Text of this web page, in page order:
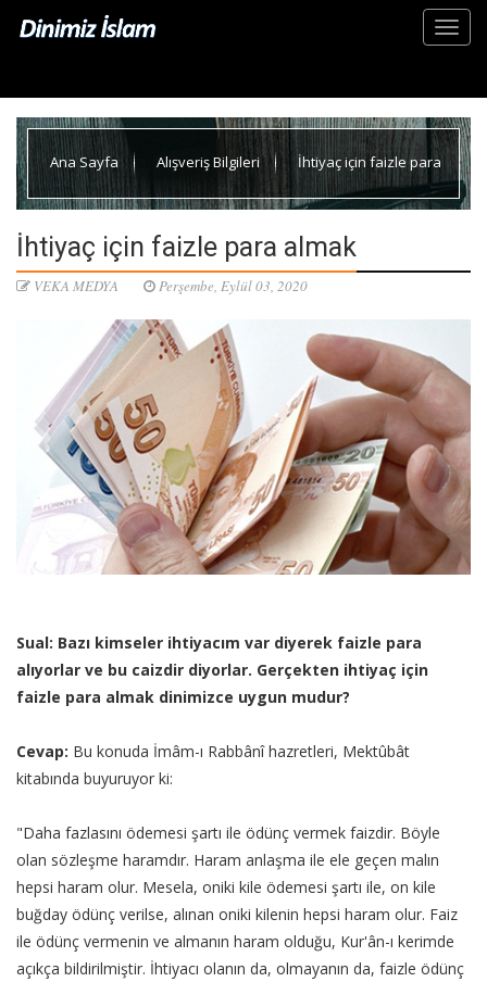
Ana Sayfa Alışveriş Bilgileri İhtiyaç için faizle para
İhtiyaç için faizle para almak
VEKA MEDYA Perşembe, Eylül 03, 2020
Sual: Bazı kimseler ihtiyacım var diyerek faizle para
alıyorlar ve bu caizdir diyorlar. Gerçekten ihtiyaç için
faizle para almak dinimizce uygun mudur?
Cevap: Bu konuda İmâm-ı Rabbânî hazretleri, Mektûbât
kitabında buyuruyor ki:
"Daha fazlasını ödemesi şartı ile ödünç vermek faizdir. Böyle
olan sözleşme haramdır. Haram anlaşma ile ele geçen malın
hepsi haram olur. Mesela, oniki kile ödemesi şartı ile, on kile
buğday ödünç verilse, alınan oniki kilenin hepsi haram olur. Faiz
ile ödünç vermenin ve almanın haram olduğu, Kur'ân-ı kerimde
açıkça bildirilmiştir. İhtiyacı olanın da, olmayanın da, faizle ödünç